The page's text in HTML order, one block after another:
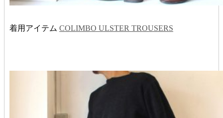
着用アイテム COLIMBO ULSTER TROUSERS